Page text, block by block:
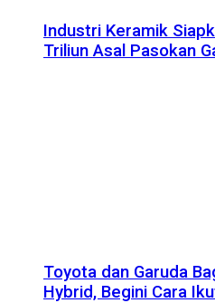
Industri Keramik
Triliun Asal Pasokan
Toyota dan Garuda
Hybrid, Begini Cara